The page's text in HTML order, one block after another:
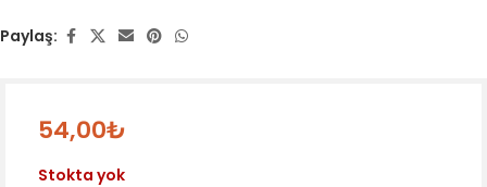
Paylaş:
54,00₺
Stokta yok